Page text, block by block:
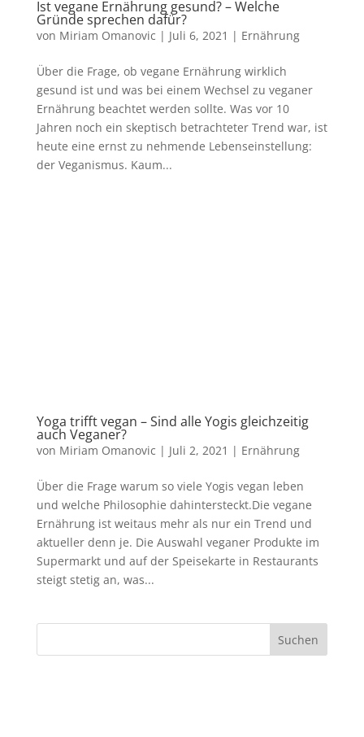
Ist vegane Ernährung gesund? – Welche
Gründe sprechen dafür?
von Miriam Omanovic | Juli 6, 2021 | Ernährung
Über die Frage, ob vegane Ernährung wirklich
gesund ist und was bei einem Wechsel zu veganer
Ernährung beachtet werden sollte. Was vor 10
Jahren noch ein skeptisch betrachteter Trend war, ist
heute eine ernst zu nehmende Lebenseinstellung:
der Veganismus. Kaum...
Yoga trifft vegan – Sind alle Yogis gleichzeitig
auch Veganer?
von Miriam Omanovic | Juli 2, 2021 | Ernährung
Über die Frage warum so viele Yogis vegan leben
und welche Philosophie dahintersteckt.Die vegane
Ernährung ist weitaus mehr als nur ein Trend und
aktueller denn je. Die Auswahl veganer Produkte im
Supermarkt und auf der Speisekarte in Restaurants
steigt stetig an, was...
Suchen